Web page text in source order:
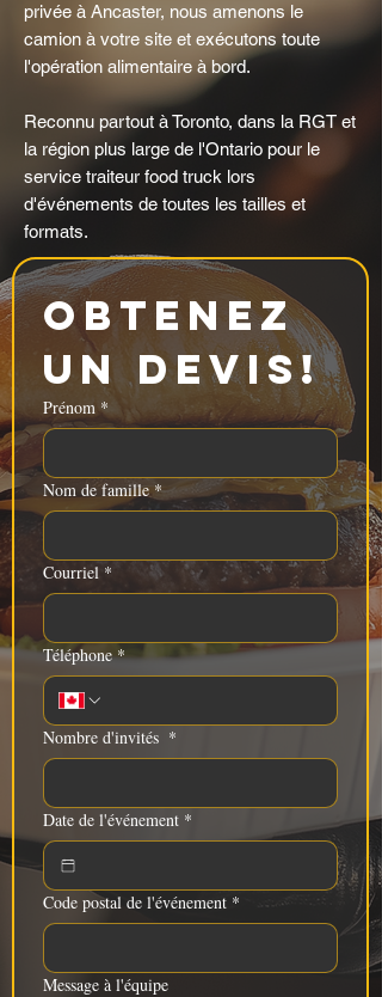
privée à Ancaster, nous amenons le
camion à votre site et exécutons toute
l'opération alimentaire à bord.
Reconnu partout à Toronto, dans la RGT et
la région plus large de l'Ontario pour le
service traiteur food truck lors
d'événements de toutes les tailles et
formats.
Obtenez
un devis!
Prénom *
Nom de famille *
Courriel *
Téléphone *
Nombre d'invités *
Date de l'événement *
Code postal de l'événement *
Message à l'équipe